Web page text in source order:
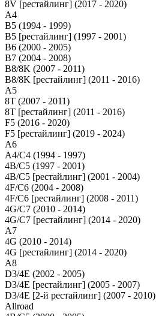
8V [рестайлинг] (2017 - 2020)
A4
B5 (1994 - 1999)
B5 [рестайлинг] (1997 - 2001)
B6 (2000 - 2005)
B7 (2004 - 2008)
B8/8K (2007 - 2011)
B8/8K [рестайлинг] (2011 - 2016)
A5
8T (2007 - 2011)
8T [рестайлинг] (2011 - 2016)
F5 (2016 - 2020)
F5 [рестайлинг] (2019 - 2024)
A6
A4/C4 (1994 - 1997)
4B/C5 (1997 - 2001)
4B/C5 [рестайлинг] (2001 - 2004)
4F/C6 (2004 - 2008)
4F/C6 [рестайлинг] (2008 - 2011)
4G/C7 (2010 - 2014)
4G/C7 [рестайлинг] (2014 - 2020)
A7
4G (2010 - 2014)
4G [рестайлинг] (2014 - 2020)
A8
D3/4E (2002 - 2005)
D3/4E [рестайлинг] (2005 - 2007)
D3/4E [2-й рестайлинг] (2007 - 2010)
Allroad